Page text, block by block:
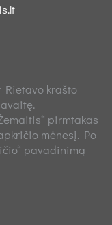
Rietavo krašto
pirmtakas
mėnesį. Po
pavadinimą